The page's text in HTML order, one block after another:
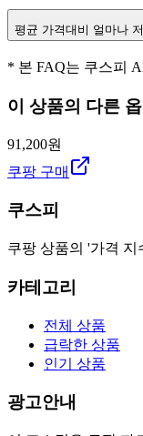
평균 가격대비 얼마나
* 본 FAQ는 쿠스피
이 상품의 다른 옵
91,200원
쿠팡 구매
쿠스피
쿠팡 상품의 '가격
카테고리
전체 상품
급락한 상품
인기 상품
광고안내